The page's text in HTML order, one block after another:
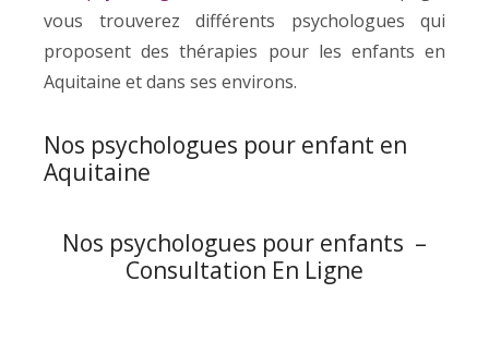
vous trouverez différents psychologues qui
proposent des thérapies pour les enfants en
Aquitaine et dans ses environs.
Nos psychologues pour enfant en
Aquitaine
Nos psychologues pour enfants –
Consultation En Ligne